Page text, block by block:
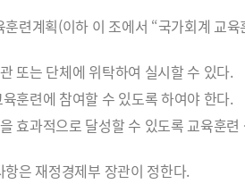
련계획(이하 이 조에서 “국가회계 교
또는 단체에 위탁하여 실시할 수 있다.
훈련에 참여할 수 있도록 하여야 한다.
효과적으로 달성할 수 있도록 교육훈련
은 재정경제부 장관이 정한다.